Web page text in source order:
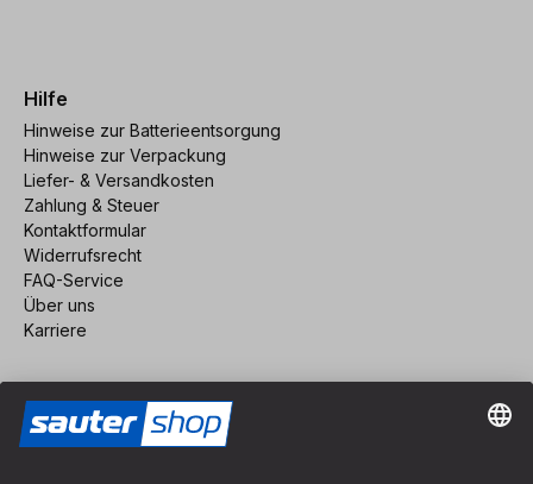
Hilfe
Hinweise zur Batterieentsorgung
Hinweise zur Verpackung
Liefer- & Versandkosten
Zahlung & Steuer
Kontaktformular
Widerrufsrecht
FAQ-Service
Über uns
Karriere